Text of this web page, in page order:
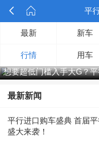
  平
最新 新车
行情 用车
想要超低门槛入手大G？
最新新闻
平行进口购车盛典 首届
盛大来袭！